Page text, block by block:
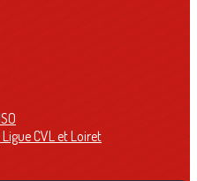
CVL et Loiret